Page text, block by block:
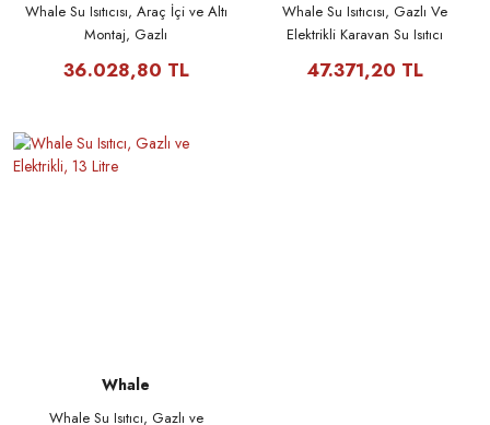
Whale Su Isıtıcısı, Araç İçi ve Altı
Montaj, Gazlı
36.028,80 TL
Whale Su Isıtıcısı, Gazlı Ve
Elektrikli Karavan Su Isıtıcı
47.371,20 TL
Whale
Whale Su Isıtıcı, Gazlı ve